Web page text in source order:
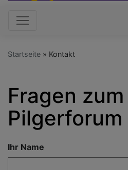
Hauptnavigation
Startseite Kontakt
Fragen zum
Pilgerforum
Ihr Name